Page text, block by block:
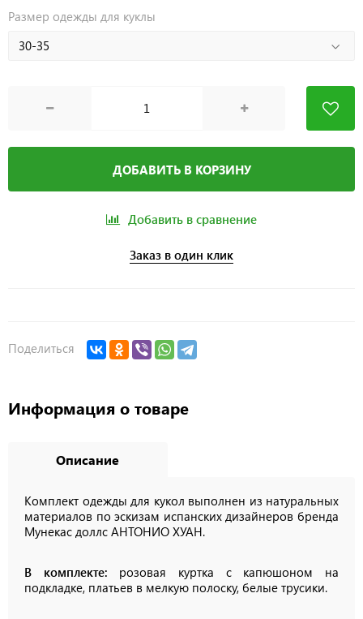
Размер одежды для куклы
ДОБАВИТЬ В КОРЗИНУ
Добавить в сравнение
Заказ в один клик
Поделиться
Информация о товаре
Описание
Комплект одежды для кукол выполнен из натуральных
материалов по эскизам испанских дизайнеров бренда
Мунекас доллс АНТОНИО ХУАН.
В комплекте: розовая куртка с капюшоном на
подкладке, платьев в мелкую полоску, белые трусики.